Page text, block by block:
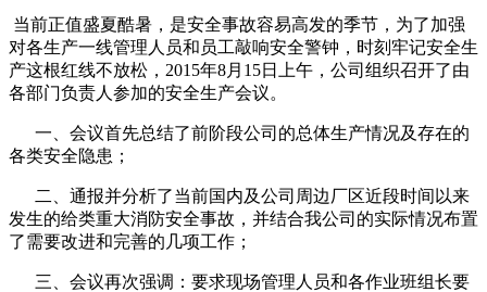
当前正值盛夏酷暑，是安全事故容易高发的季节，为了加强
对各生产一线管理人员和员工敲响安全警钟，时刻牢记安全生
产这根红线不放松，2015年8月15日上午，公司组织召开了由
各部门负责人参加的安全生产会议。
一、会议首先总结了前阶段公司的总体生产情况及存在的
各类安全隐患；
二、通报并分析了当前国内及公司周边厂区近段时间以来
发生的给类重大消防安全事故，并结合我公司的实际情况布置
了需要改进和完善的几项工作；
三、会议再次强调：要求现场管理人员和各作业班组长要